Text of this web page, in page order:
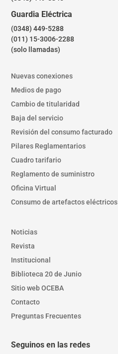
Guardia Eléctrica
(0348) 449-5288
(011) 15-3006-2288
(solo llamadas)
Nuevas conexiones
Medios de pago
Cambio de titularidad
Baja del servicio
Revisión del consumo facturado
Pilares Reglamentarios
Cuadro tarifario
Reglamento de suministro
Oficina Virtual
Consumo de artefactos eléctricos
Noticias
Revista
Institucional
Biblioteca 20 de Junio
Sitio web OCEBA
Contacto
Preguntas Frecuentes
Seguinos en las redes